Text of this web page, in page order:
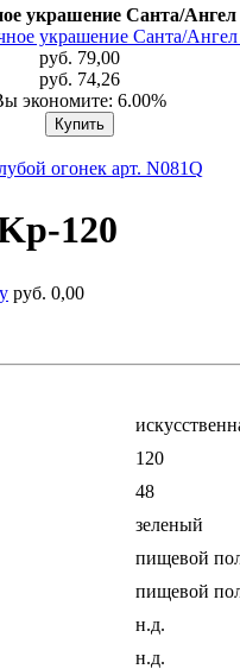
украшение Санта/
руб. 79,00
руб. 74,26
экономите: 6.00%
огонек арт. N081Q
120
руб. 0,00
120
48
зеленый
пищевой
пищевой
н.д.
н.д.